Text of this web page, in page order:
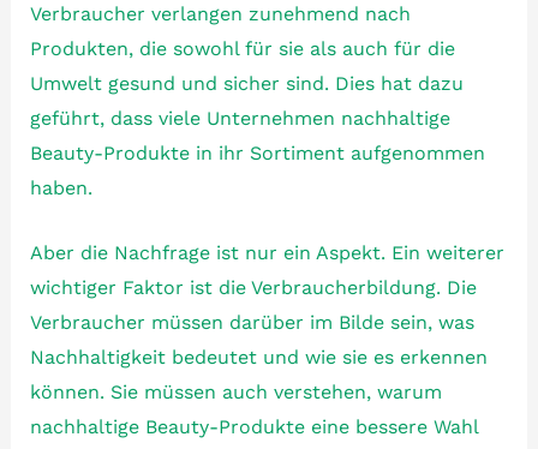
Verbraucher verlangen zunehmend nach
Produkten, die sowohl für sie als auch für die
Umwelt gesund und sicher sind. Dies hat dazu
geführt, dass viele Unternehmen nachhaltige
Beauty-Produkte in ihr Sortiment aufgenommen
haben.
Aber die Nachfrage ist nur ein Aspekt. Ein weiterer
wichtiger Faktor ist die Verbraucherbildung. Die
Verbraucher müssen darüber im Bilde sein, was
Nachhaltigkeit bedeutet und wie sie es erkennen
können. Sie müssen auch verstehen, warum
nachhaltige Beauty-Produkte eine bessere Wahl